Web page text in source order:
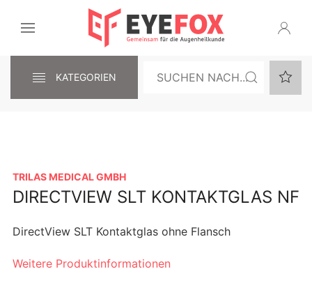
KATEGORIEN
TRILAS MEDICAL GMBH
DIRECTVIEW SLT KONTAKTGLAS NF
DirectView SLT Kontaktglas ohne Flansch
Weitere Produktinformationen